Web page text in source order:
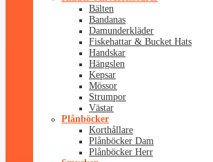
Bälten
Bandanas
Damunderkläder
Fiskehattar & Bucket Hats
Handskar
Hängslen
Kepsar
Mössor
Strumpor
Västar
Plånböcker
Korthållare
Plånböcker Dam
Plånböcker Herr